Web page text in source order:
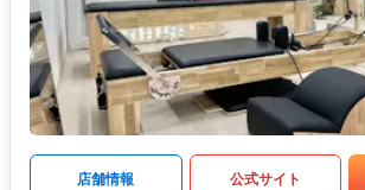
店舗情報 公式サイト